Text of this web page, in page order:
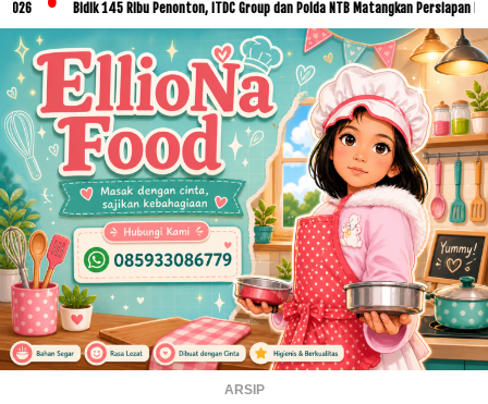
Bidik 145 Ribu Penonton, ITDC Group dan Polda NTB Matangkan Persiapan MotoGP
ARSIP